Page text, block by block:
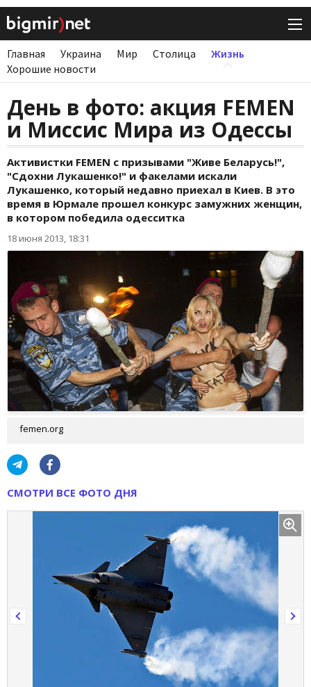
Главная Украина Мир Столица
Жизнь
Хорошие новости
День в фото: акция FEMEN
и Миссис Мира из Одессы
Активистки FEMEN с призывами "Живе Беларусь!",
"Сдохни Лукашенко!" и факелами искали
Лукашенко, который недавно приехал в Киев. В это
время в Юрмале прошел конкурс замужних женщин,
в котором победила одесситка
18 июня 2013, 18:31
femen.org
СМОТРИ ВСЕ ФОТО ДНЯ